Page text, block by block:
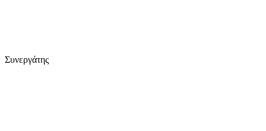
Συνεργάτης